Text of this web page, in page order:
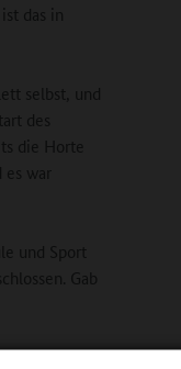
das in
selbst, und
des
die Horte
war
und Sport
Gab
aus